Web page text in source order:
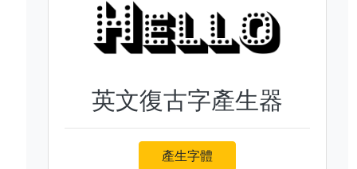
英文復古字產生器
產生字體